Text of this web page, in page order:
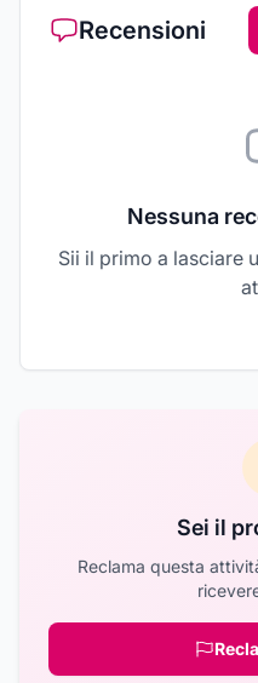
Recensioni
Nessuna
Sii il primo a lasciare
Sei il
Reclama questa